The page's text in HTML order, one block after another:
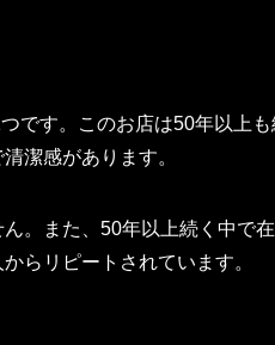
です。このお店は50年以上
潔感があります。
。また、50年以上続く中で
らリピートされています。